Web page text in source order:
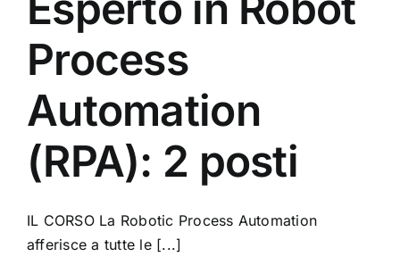
Process
Automation
(RPA): 2 posti
IL CORSO La Robotic Process Automation
afferisce a tutte le [...]